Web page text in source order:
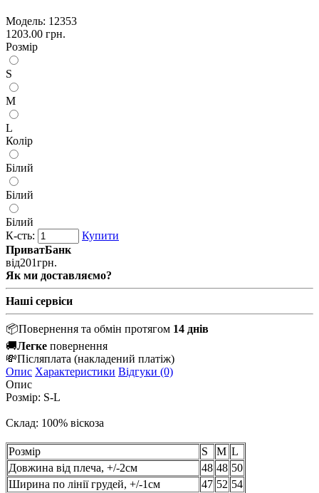
Модель: 12353
1203.00 грн.
Розмір
S
M
L
Колір
Білий
Білий
Білий
К-сть:
Купити
ПриватБанк
від201грн.
Як ми доставляємо?
Наші сервіси
📦Повернення та обмін протягом 14 днів
🚚Легке повернення
💸Післяплата (накладений платіж)
Опис Характеристики Відгуки (0)
Опис
Розмір: S-L
Склад: 100% віскоза
Розмір S М L
Довжина від плеча, +/-2см
48 48 50
Ширина по лінії грудей, +/-1см
47 52 54